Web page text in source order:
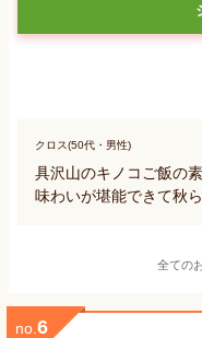
クロス(50代・男性)
具沢山のキノコご飯の
味わいが堪能できて秋
全ての
no. 6